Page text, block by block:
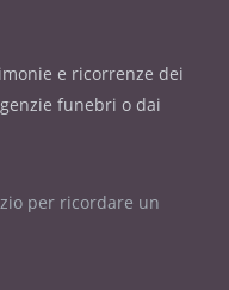
e ricorrenze dei
funebri o dai
per ricordare un